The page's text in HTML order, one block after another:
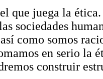
que juega la
sociedades
como somos
en serio la
construir